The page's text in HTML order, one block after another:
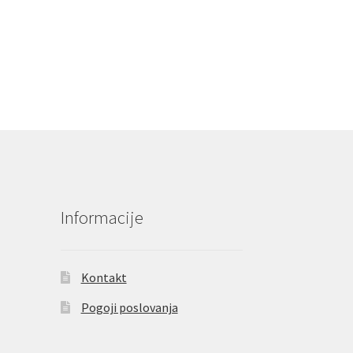
Informacije
Kontakt
Pogoji poslovanja